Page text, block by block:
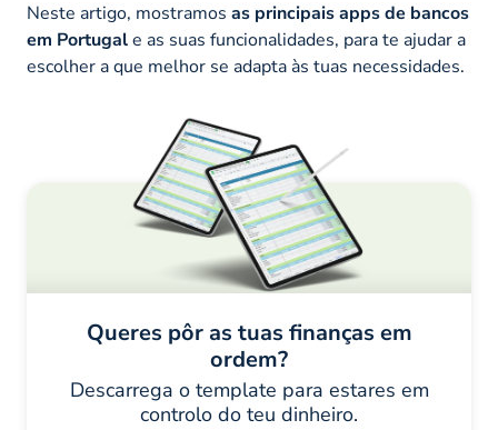
Neste artigo, mostramos as principais apps de bancos
em Portugale as suas funcionalidades, para te ajudar a
escolher a que melhor se adapta às tuas necessidades.
Queres pôr as tuas finanças em
ordem?
Descarrega o template para estares em
controlo do teu dinheiro.